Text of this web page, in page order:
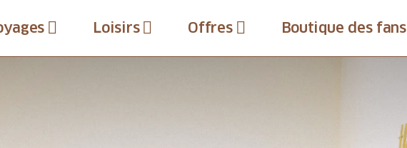
Loisirs Offres Boutique des fans